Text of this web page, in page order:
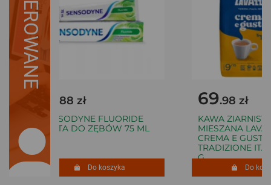
.88 zł
SENSODYNE FLUORIDE
PASTA DO ZĘBÓW 75 ML
Do koszyka
69.98 zł
KAWA ZIARNISTA
MIESZANA
CREMA E GUSTO
TRADIZIONE
G
Do